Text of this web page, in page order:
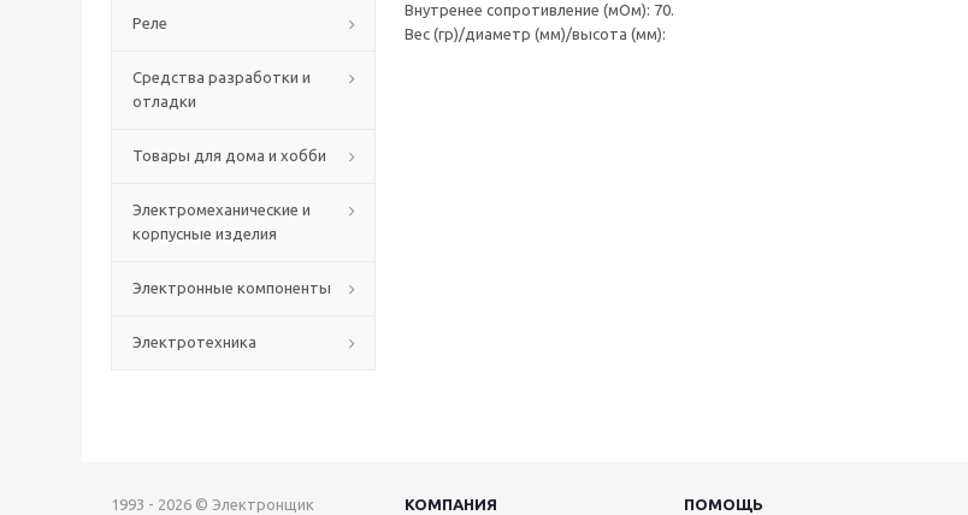
Реле
Средства разработки и
отладки
Товары для дома и хобби
Электромеханические и
корпусные изделия
Электронные компоненты
Электротехника
Внутренее сопротивление (мОм): 70.
Вес (гр)/диаметр (мм)/высота (мм):
1993 - 2026 © Электронщик КОМПАНИЯ ПОМОЩЬ